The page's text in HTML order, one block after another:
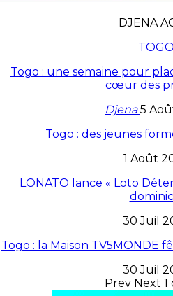
DJENA
TOGO
Togo : une semaine pour
cœur des
Djena5
Togo : des jeunes
1 Août
LONATO lance « Loto
30 Juil
Togo : la Maison TV5MONDE
30 Juil
Prev Next 1